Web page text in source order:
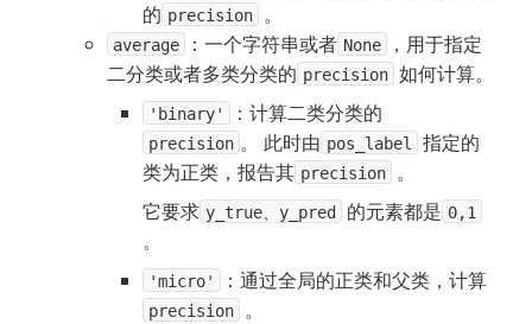
的 precision 。
average ：一个字符串或者 None
，用于指定
二分类或者多类分类的 precision 如何计算。
'binary' ：计算二类分类的
precision 。 此时由 pos_label
指定的
类为正类，报告其 precision
。
它要求 y_true、y_pred 的元素都是 0,1
。
'micro' ：通过全局的正类和父类，计算
precision 。